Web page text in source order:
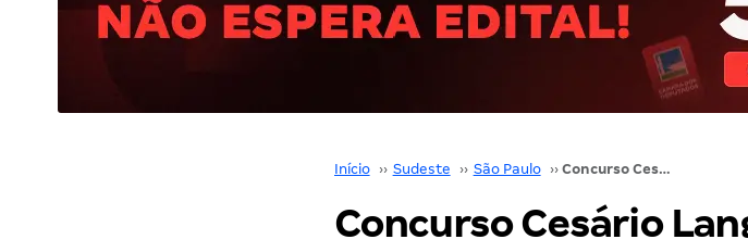
Início ›› Sudeste ›› São Paulo ›› Concurso Cesário Lange SP: inscrições abertas. VEJA!
Concurso Cesário